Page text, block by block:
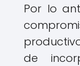
Por lo
de